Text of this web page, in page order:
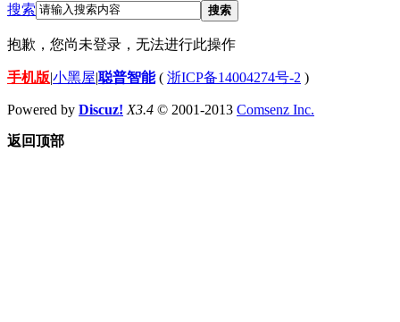
搜索 搜索
抱歉，您尚未登录，无法进行此操作
手机版|小黑屋|聪普智能( 浙ICP备14004274号-2 )
Powered by Discuz! X3.4 © 2001-2013 Comsenz Inc.
返回顶部